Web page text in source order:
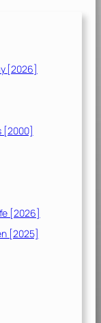
[2026]
[2000]
[2026]
[2025]